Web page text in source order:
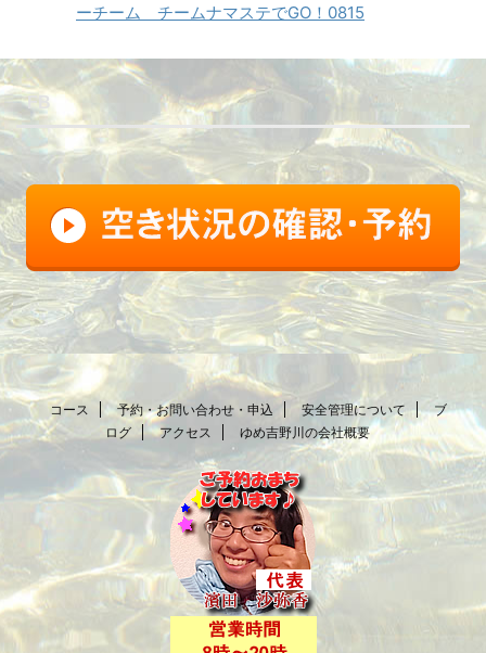
ーチーム チームナマステでGO！0815
FB
コース 予約・お問い合わせ・申込 安全管理について
ブ
ログ
アクセス ゆめ吉野川の会社概要